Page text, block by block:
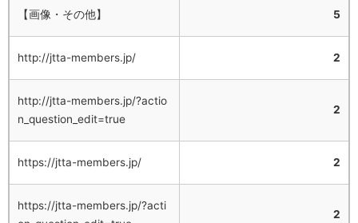
【画像・その他】 5
http://jtta-members.jp/ 2
http://jtta-members.jp/?actio
n_question_edit=true
2
https://jtta-members.jp/ 2
https://jtta-members.jp/?acti
2